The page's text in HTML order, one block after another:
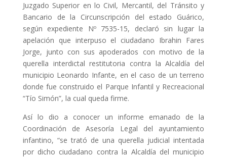
Juzgado Superior en lo Civil, Mercantil, del Tránsito y
Bancario de la Circunscripción del estado Guárico,
según expediente Nº 7535-15, declaró sin lugar la
apelación que interpuso el ciudadano Ibrahin Fares
Jorge, junto con sus apoderados con motivo de la
querella interdictal restitutoria contra la Alcaldía del
municipio Leonardo Infante, en el caso de un terreno
donde fue construido el Parque Infantil y Recreacional
“Tío Simón”, la cual queda firme.
Así lo dio a conocer un informe emanado de la
Coordinación de Asesoría Legal del ayuntamiento
infantino, “se trató de una querella judicial intentada
por dicho ciudadano contra la Alcaldía del municipio